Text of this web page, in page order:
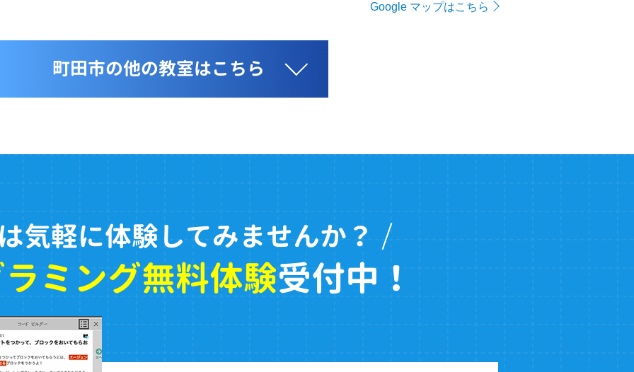
Google マップはこちら
町田市の他の教室はこちら
気軽に体験してみませんか？
ミング無料体験受付中！